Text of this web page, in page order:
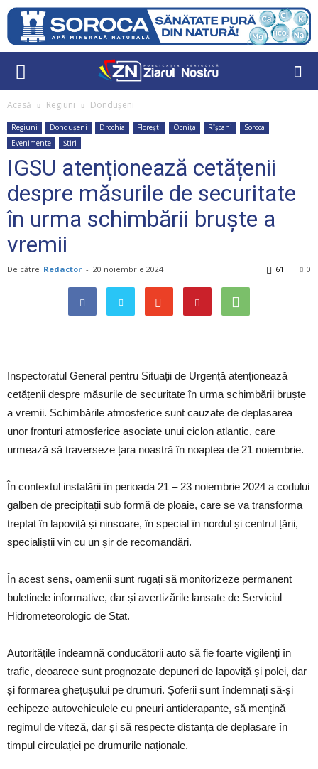
Acasă Regiuni Dondușeni
Regiuni Dondușeni Drochia Florești Ocnița Rîșcani
Soroca
Evenimente
Știri
IGSU atenționează cetățenii
despre măsurile de securitate
în urma schimbării bruște a
vremii
De către Redactor - 20 noiembrie 2024 0
61
Inspectoratul General pentru Situații de Urgență atenționează
cetățenii despre măsurile de securitate în urma schimbării bruște
a vremii. Schimbările atmosferice sunt cauzate de deplasarea
unor fronturi atmosferice asociate unui ciclon atlantic, care
urmează să traverseze țara noastră în noaptea de 21 noiembrie.
În contextul instalării în perioada 21 – 23 noiembrie 2024 a codului
galben de precipitații sub formă de ploaie, care se va transforma
treptat în lapoviță și ninsoare, în special în nordul și centrul țării,
specialiștii vin cu un șir de recomandări.
În acest sens, oamenii sunt rugați să monitorizeze permanent
buletinele informative, dar și avertizările lansate de Serviciul
Hidrometeorologic de Stat.
Autoritățile îndeamnă conducătorii auto să fie foarte vigilenți în
trafic, deoarece sunt prognozate depuneri de lapoviță și polei, dar
și formarea ghețușului pe drumuri. Șoferii sunt îndemnați să-și
echipeze autovehiculele cu pneuri antiderapante, să mențină
regimul de viteză, dar și să respecte distanța de deplasare în
timpul circulației pe drumurile naționale.